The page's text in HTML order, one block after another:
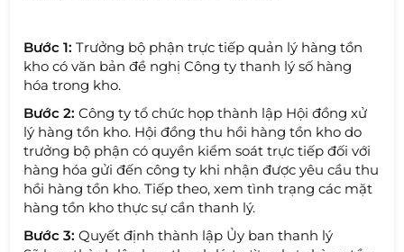
Bước 1: Trưởng bộ phận trực tiếp quản lý hàng tồn
kho có văn bản đề nghị Công ty thanh lý số hàng
hóa trong kho.
Bước 2: Công ty tổ chức họp thành lập Hội đồng xử
lý hàng tồn kho. Hội đồng thu hồi hàng tồn kho do
trưởng bộ phận có quyền kiểm soát trực tiếp đối với
hàng hóa gửi đến công ty khi nhận được yêu cầu thu
hồi hàng tồn kho. Tiếp theo, xem tình trạng các mặt
hàng tồn kho thực sự cần thanh lý.
Bước 3: Quyết định thành lập Ủy ban thanh lý